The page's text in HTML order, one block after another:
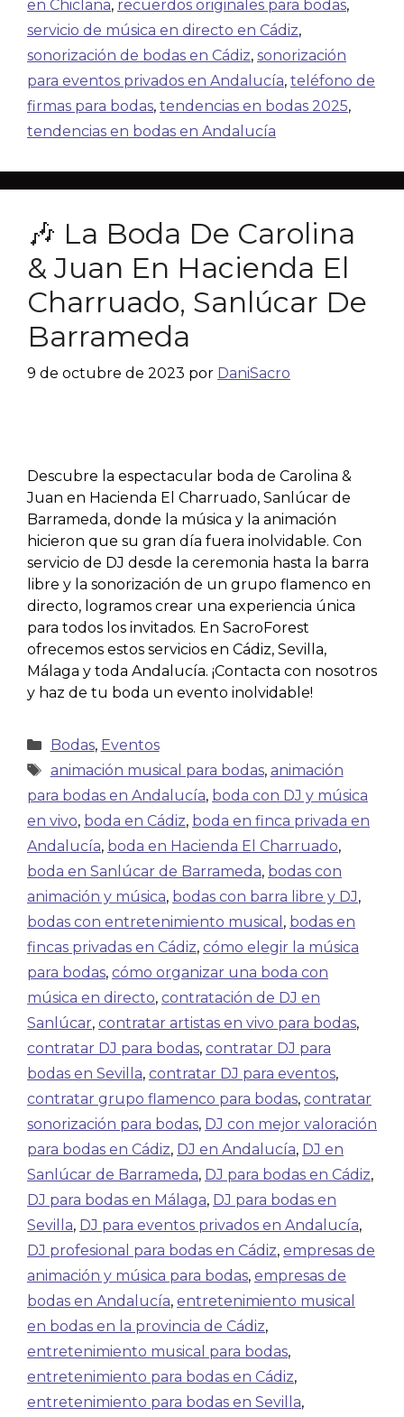
en Chiclana, recuerdos originales para bodas,
servicio de música en directo en Cádiz,
sonorización de bodas en Cádiz, sonorización
para eventos privados en Andalucía, teléfono de
firmas para bodas, tendencias en bodas 2025,
tendencias en bodas en Andalucía
🎶 La Boda De Carolina
& Juan En Hacienda El
Charruado, Sanlúcar De
Barrameda
9 de octubre de 2023 por DaniSacro
Descubre la espectacular boda de Carolina &
Juan en Hacienda El Charruado, Sanlúcar de
Barrameda, donde la música y la animación
hicieron que su gran día fuera inolvidable. Con
servicio de DJ desde la ceremonia hasta la barra
libre y la sonorización de un grupo flamenco en
directo, logramos crear una experiencia única
para todos los invitados. En SacroForest
ofrecemos estos servicios en Cádiz, Sevilla,
Málaga y toda Andalucía. ¡Contacta con nosotros
y haz de tu boda un evento inolvidable!
Bodas, Eventos
animación musical para bodas, animación
para bodas en Andalucía, boda con DJ y música
en vivo, boda en Cádiz, boda en finca privada en
Andalucía, boda en Hacienda El Charruado,
boda en Sanlúcar de Barrameda, bodas con
animación y música, bodas con barra libre y DJ,
bodas con entretenimiento musical , bodas en
fincas privadas en Cádiz, cómo elegir la música
para bodas, cómo organizar una boda con
música en directo, contratación de DJ en
Sanlúcar, contratar artistas en vivo para bodas,
contratar DJ para bodas, contratar DJ para
bodas en Sevilla, contratar DJ para eventos,
contratar grupo flamenco para bodas, contratar
sonorización para bodas, DJ con mejor valoración
para bodas en Cádiz, DJ en Andalucía, DJ en
Sanlúcar de Barrameda, DJ para bodas en Cádiz,
DJ para bodas en Málaga, DJ para bodas en
Sevilla, DJ para eventos privados en Andalucía,
DJ profesional para bodas en Cádiz, empresas de
animación y música para bodas, empresas de
bodas en Andalucía, entretenimiento musical
en bodas en la provincia de Cádiz,
entretenimiento musical para bodas,
entretenimiento para bodas en Cádiz,
entretenimiento para bodas en Sevilla,